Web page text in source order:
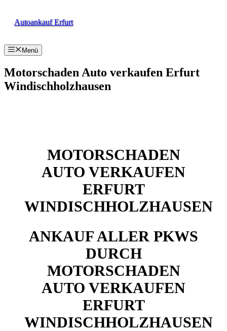
InhaltAutoankauf Erfurt
Menü
Motorschaden Auto verkaufen Erfurt
Windischholzhausen
MOTORSCHADEN
AUTO VERKAUFEN
ERFURT
WINDISCHHOLZHAUSEN
ANKAUF ALLER PKWS
DURCH
MOTORSCHADEN
AUTO VERKAUFEN
ERFURT
WINDISCHHOLZHAUSEN